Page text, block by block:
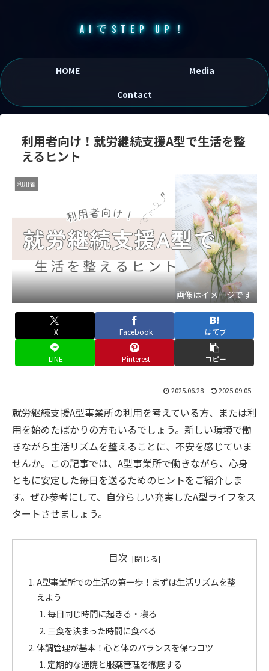
AIでSTEP UP！
HOME
Media
Contact
利用者向け！就労継続支援A型で生活を整
えるヒント
利用者
画像はイメージです
X Facebook はてブ
LINE Pinterest コピー
2025.06.28 2025.09.05
就労継続支援A型事業所の利用を考えている方、または利
用を始めたばかりの方もいるでしょう。新しい環境で働
きながら生活リズムを整えることに、不安を感じていま
せんか。この記事では、A型事業所で働きながら、心身
ともに安定した毎日を送るためのヒントをご紹介しま
す。ぜひ参考にして、自分らしい充実したA型ライフをス
タートさせましょう。
目次
A型事業所での生活の第一歩！まずは生活リズムを整
えよう
毎日同じ時間に起きる・寝る
三食を決まった時間に食べる
体調管理が基本！心と体のバランスを保つコツ
定期的な通院と服薬管理を徹底する